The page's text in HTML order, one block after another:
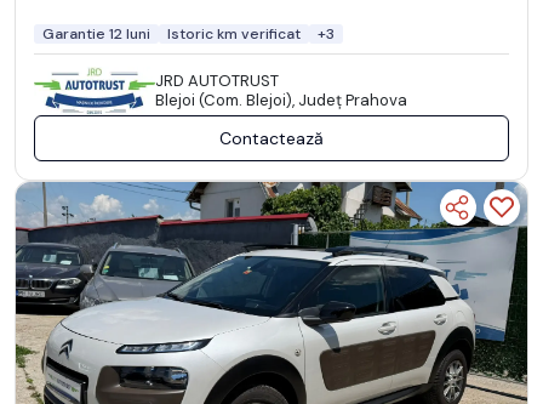
Garantie 12 luni Istoric km verificat +3
JRD AUTOTRUST
Blejoi (Com. Blejoi), Județ Prahova
Contactează